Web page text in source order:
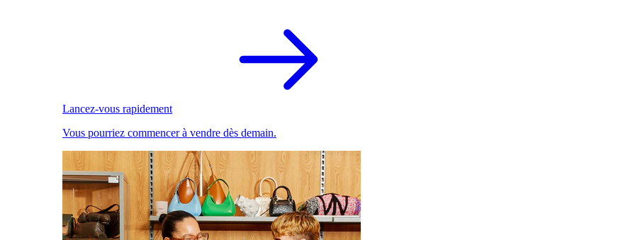
Lancez-vous rapidement
Vous pourriez commencer à vendre dès demain.